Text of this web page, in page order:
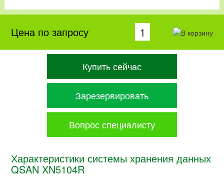
Цена по запросу
Купить сейчас
Зарезервировать
Вопрос специалисту
Характеристики системы хранения данных
QSAN XN5104R